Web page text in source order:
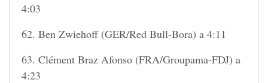
4:03
62. Ben Zwiehoff (GER/Red Bull-Bora) a 4:11
63. Clément Braz Afonso (FRA/Groupama-FDJ) a
4:23